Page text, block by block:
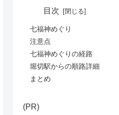
目次
七福神めぐり
注意点
七福神めぐりの経路
堀切駅からの順路詳細
まとめ
(PR)